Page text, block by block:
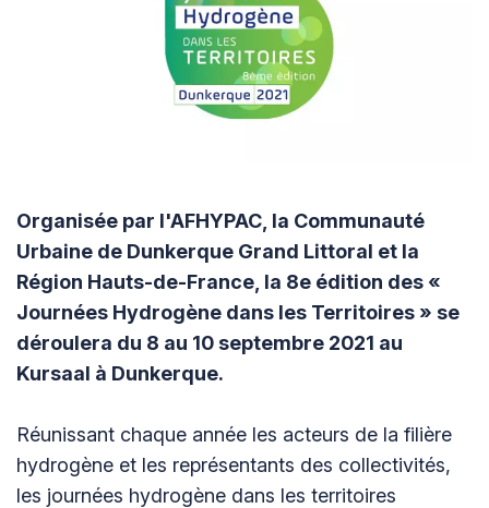
Organisée par l'AFHYPAC, la Communauté
Urbaine de Dunkerque Grand Littoral et la
Région Hauts-de-France, la 8e édition des «
Journées Hydrogène dans les Territoires » se
déroulera du 8 au 10 septembre 2021 au
Kursaal à Dunkerque.
Réunissant chaque année les acteurs de la filière
hydrogène et les représentants des collectivités,
les journées hydrogène dans les territoires